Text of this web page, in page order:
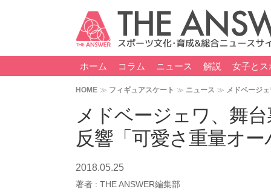
ホーム コラム ニュース 解説 女子とス
HOME フィギュアスケート ニュース メドベージ
メドベージェワ、舞
反響「可愛さ重量オー
2018.05.25
著者 : THE ANSWER編集部